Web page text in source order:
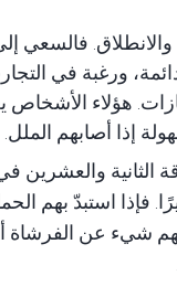
. فالسعي
ورغبة في
هؤلاء الأشخاص
إذا أصابهم الملل.
الثانية والعشرين في
فإذا استبدّ بهم
شيء عن الفرشاة